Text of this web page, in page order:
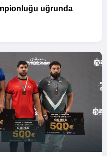
uğrunda